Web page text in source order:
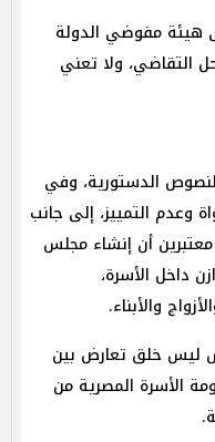
هيئة مفوضي الدولة
التقاضي، ولا تعني
الدستورية، وفي
بالمساواة وعدم التمييز، إلى جانب
معتبرين أن إنشاء مجلس
داخل الأسرة،
والأبناء.
ليس خلق تعارض بين
الأسرة المصرية من